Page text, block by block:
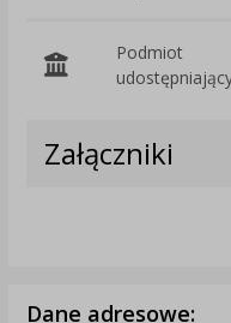
Podmiot
Załączniki
Dane adresowe: